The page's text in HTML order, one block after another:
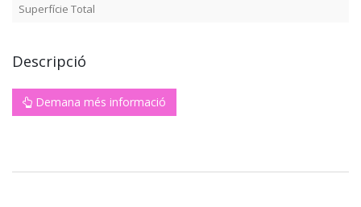
Superfície Total
Descripció
Demana més informació